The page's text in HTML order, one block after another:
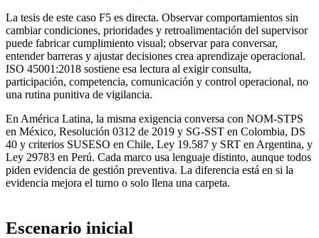
La tesis de este caso F5 es directa. Observar comportamientos sin
cambiar condiciones, prioridades y retroalimentación del supervisor
puede fabricar cumplimiento visual; observar para conversar,
entender barreras y ajustar decisiones crea aprendizaje operacional.
ISO 45001:2018 sostiene esa lectura al exigir consulta,
participación, competencia, comunicación y control operacional, no
una rutina punitiva de vigilancia.
En América Latina, la misma exigencia conversa con NOM-STPS
en México, Resolución 0312 de 2019 y SG-SST en Colombia, DS
40 y criterios SUSESO en Chile, Ley 19.587 y SRT en Argentina, y
Ley 29783 en Perú. Cada marco usa lenguaje distinto, aunque todos
piden evidencia de gestión preventiva. La diferencia está en si la
evidencia mejora el turno o solo llena una carpeta.
Escenario inicial